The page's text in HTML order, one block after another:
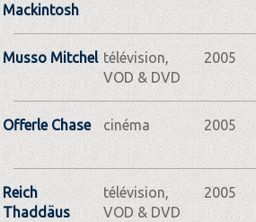
Mackintosh
Musso Mitchel télévision,
VOD & DVD
2005
Offerle Chase cinéma 2005
Reich
Thaddäus
télévision,
VOD & DVD
2005